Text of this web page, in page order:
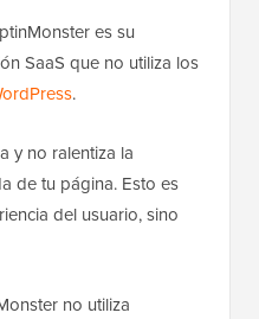
es su
SaaS que no utiliza los
.
y no ralentiza la
de tu página. Esto es
del usuario, sino
no utiliza